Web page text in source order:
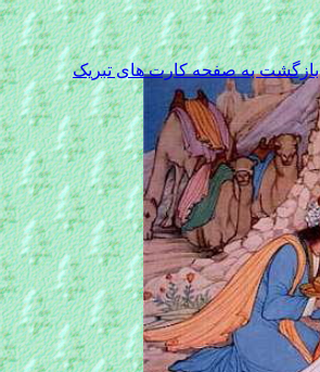
بازگشت به صفحه کارت های تبریک